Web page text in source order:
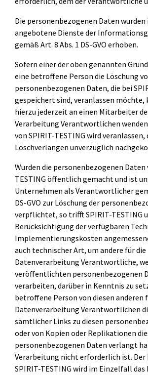
Die personenbezogenen Daten wurden
angebotene Dienste der
gemäß Art. 8 Abs. 1 DS-GVO erhoben.
Sofern einer der oben genannten
eine betroffene Person die Löschung
personenbezogenen Daten, die bei
gespeichert sind, veranlassen möchte,
hierzu jederzeit an einen Mitarbeiter
Verarbeitung Verantwortlichen
von SPIRIT-TESTING wird veranlassen,
Löschverlangen unverzüglich
Wurden die personenbezogenen Daten
TESTING öffentlich gemacht und ist
Unternehmen als Verantwortlicher
DS-GVO zur Löschung der
verpflichtet, so trifft SPIRIT-TESTING
Berücksichtigung der verfügbaren
Implementierungskosten
auch technischer Art, um andere für die
Datenverarbeitung Verantwortliche,
veröffentlichten personenbezogenen
verarbeiten, darüber in Kenntnis zu
betroffene Person von diesen anderen
Datenverarbeitung Verantwortlichen
sämtlicher Links zu diesen
oder von Kopien oder Replikationen
personenbezogenen Daten verlangt
Verarbeitung nicht erforderlich ist.
SPIRIT-TESTING wird im Einzelfall